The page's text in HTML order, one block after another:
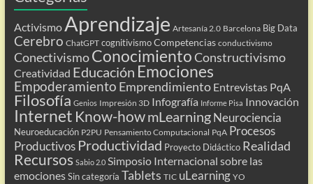
ActivismoAprendizaje Artesanía 2.0 Barcelona Big Data
Cerebro ChatGPT cognitivismo Competencias conductivismo
ConectivismoConocimientoConstructivismo
Creatividad Educación Emociones
Empoderamiento Emprendimiento Entrevistas PqA
Filosofía Genios Impresión 3D Infografía Informe Pisa Innovación
Internet Know-howmLearning Neurociencia
Neuroeducación P2PU Pensamiento Computacional PqA Procesos
Productivos Productividad Proyecto Didáctico Realidad
Recursos Sabio 2.0 Simposio Internacional sobre las
emociones Sin categoría Tablets TIC uLearning YO